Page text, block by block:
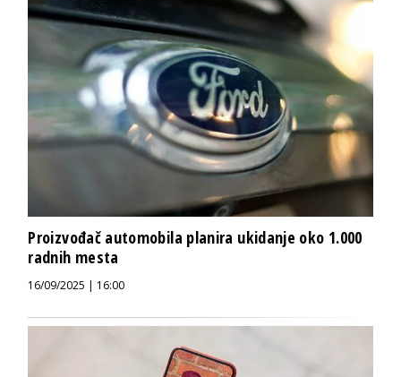
Proizvođač automobila planira ukidanje oko 1.000
radnih mesta
16/09/2025 | 16:00